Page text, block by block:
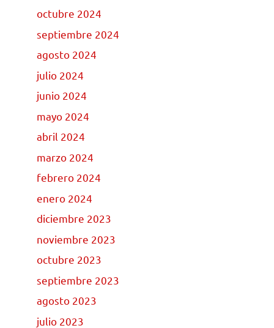
octubre 2024
septiembre 2024
agosto 2024
julio 2024
junio 2024
mayo 2024
abril 2024
marzo 2024
febrero 2024
enero 2024
diciembre 2023
noviembre 2023
octubre 2023
septiembre 2023
agosto 2023
julio 2023